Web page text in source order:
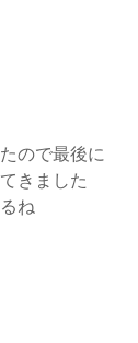
ので最後に
きました
ね